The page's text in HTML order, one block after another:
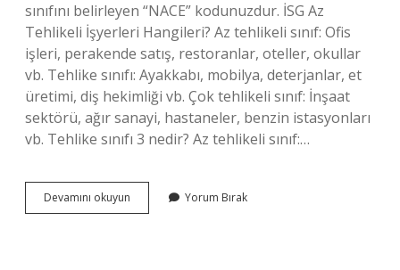
sınıfını belirleyen “NACE” kodunuzdur. İSG Az
Tehlikeli İşyerleri Hangileri? Az tehlikeli sınıf: Ofis
işleri, perakende satış, restoranlar, oteller, okullar
vb. Tehlike sınıfı: Ayakkabı, mobilya, deterjanlar, et
üretimi, diş hekimliği vb. Çok tehlikeli sınıf: İnşaat
sektörü, ağır sanayi, hastaneler, benzin istasyonları
vb. Tehlike sınıfı 3 nedir? Az tehlikeli sınıf:…
Devamını okuyun Kuaförler
Hangi
Yorum Bırak